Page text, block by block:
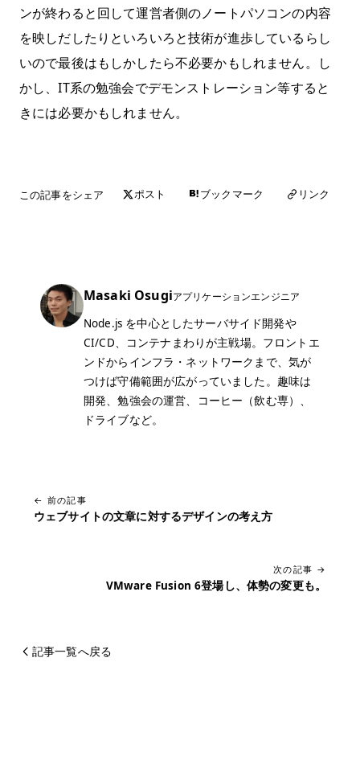
ンが終わると回して運営者側のノートパソコンの内容
を映しだしたりといろいろと技術が進歩しているらし
いので最後はもしかしたら不必要かもしれません。し
かし、IT系の勉強会でデモンストレーション等すると
きには必要かもしれません。
この記事をシェア ポスト ブックマーク リンク
Masaki Osugiアプリケーションエンジニア
Node.js を中心としたサーバサイド開発や
CI/CD、コンテナまわりが主戦場。フロントエ
ンドからインフラ・ネットワークまで、気が
つけば守備範囲が広がっていました。趣味は
開発、勉強会の運営、コーヒー（飲む専）、
ドライブなど。
← 前の記事
ウェブサイトの文章に対するデザインの考え方
次の記事 →
VMware Fusion 6登場し、体勢の変更も。
記事一覧へ戻る